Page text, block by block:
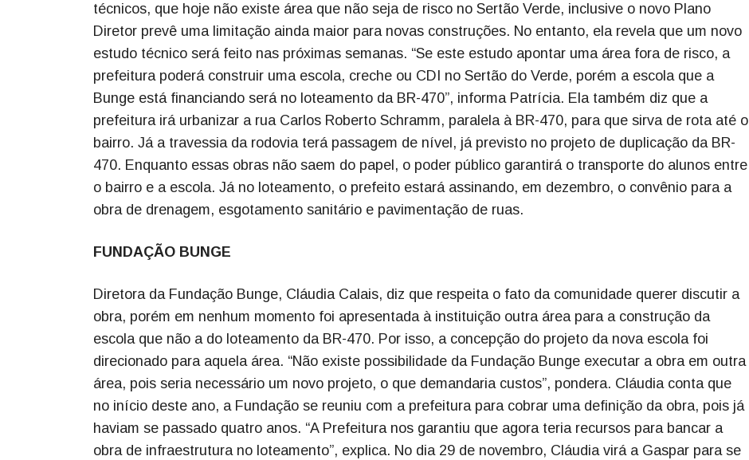
técnicos, que hoje não existe área que não seja de risco no Sertão Verde, inclusive o novo Plano
Diretor prevê uma limitação ainda maior para novas construções. No entanto, ela revela que um novo
estudo técnico será feito nas próximas semanas. “Se este estudo apontar uma área fora de risco, a
prefeitura poderá construir uma escola, creche ou CDI no Sertão do Verde, porém a escola que a
Bunge está financiando será no loteamento da BR-470”, informa Patrícia. Ela também diz que a
prefeitura irá urbanizar a rua Carlos Roberto Schramm, paralela à BR-470, para que sirva de rota até o
bairro. Já a travessia da rodovia terá passagem de nível, já previsto no projeto de duplicação da BR-
470. Enquanto essas obras não saem do papel, o poder público garantirá o transporte do alunos entre
o bairro e a escola. Já no loteamento, o prefeito estará assinando, em dezembro, o convênio para a
obra de drenagem, esgotamento sanitário e pavimentação de ruas.
FUNDAÇÃO BUNGE
Diretora da Fundação Bunge, Cláudia Calais, diz que respeita o fato da comunidade querer discutir a
obra, porém em nenhum momento foi apresentada à instituição outra área para a construção da
escola que não a do loteamento da BR-470. Por isso, a concepção do projeto da nova escola foi
direcionado para aquela área. “Não existe possibilidade da Fundação Bunge executar a obra em outra
área, pois seria necessário um novo projeto, o que demandaria custos”, pondera. Cláudia conta que
no início deste ano, a Fundação se reuniu com a prefeitura para cobrar uma definição da obra, pois já
haviam se passado quatro anos. “A Prefeitura nos garantiu que agora teria recursos para bancar a
obra de infraestrutura no loteamento”, explica. No dia 29 de novembro, Cláudia virá a Gaspar para se